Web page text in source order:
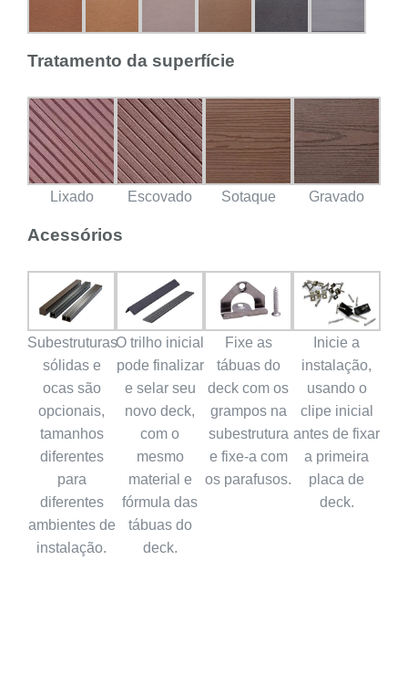
Tratamento da superfície
Lixado Escovado Sotaque Gravado
Acessórios
Subestruturas
sólidas e
ocas são
opcionais,
tamanhos
diferentes
para
diferentes
ambientes de
instalação.
O trilho inicial
pode finalizar
e selar seu
novo deck,
com o
mesmo
material e
fórmula das
tábuas do
deck.
Fixe as
tábuas do
deck com os
grampos na
subestrutura
e fixe-a com
os parafusos.
Inicie a
instalação,
usando o
clipe inicial
antes de fixar
a primeira
placa de
deck.